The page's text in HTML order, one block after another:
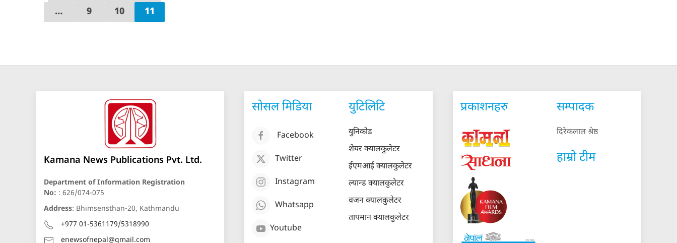
…
9 10 11
Kamana News Publications Pvt. Ltd.
Department of Information Registration
No: : 626/074-075
Address: Bhimsensthan-20, Kathmandu
+977 01-5361179/5318990
enewsofnepal@gmail.com
सोसल मिडिया
Facebook
Twitter
Instagram
Whatsapp
Youtube
युटिलिटि
युनिकोड
शेयर क्यालकुलेटर
ईएमआई क्यालकुलेटर
ल्यान्ड क्यालकुलेटर
वजन क्यालकुलेटर
तापमान क्यालकुलेटर
प्रकाशनहरु सम्पादक
दिरेकलाल श्रेष्ठ
हाम्रो टीम